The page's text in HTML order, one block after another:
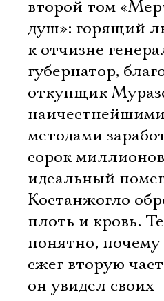
второй том
душ»: горящий
к отчизне
губернатор,
откупщик
наичестнейшими
методами
сорок
идеальный
Костанжогло
плоть и кровь.
понятно, почему
сжег вторую
он увидел своих